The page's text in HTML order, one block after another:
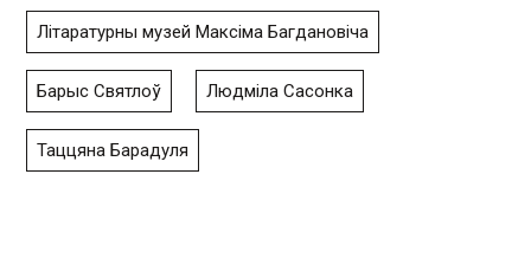
Літаратурны музей Максіма Багдановіча
Барыс Святлоў Людміла Сасонка
Таццяна Барадуля